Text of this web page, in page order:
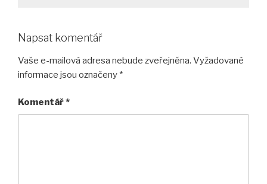
Napsat komentář
Vaše e-mailová adresa nebude zveřejněna. Vyžadované
informace jsou označeny *
Komentář*